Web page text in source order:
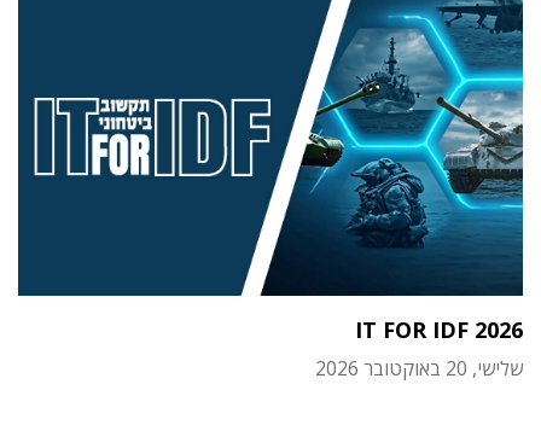
IT FOR IDF 2026
שלישי, 20 באוקטובר 2026